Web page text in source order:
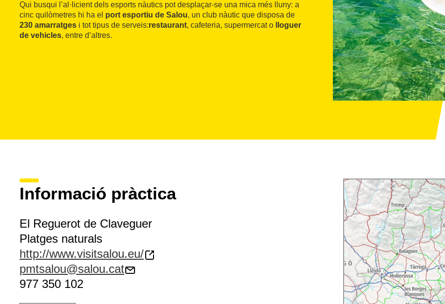
Qui busqui l’al·licient dels esports nàutics pot desplaçar-se una mica més lluny: a
cinc quilòmetres hi ha el port esportiu de Salou, un club nàutic que disposa de
230 amarratges i tot tipus de serveis:restaurant, cafeteria, supermercat o
lloguer
de vehicles, entre d’altres.
Informació pràctica
El Reguerot de Claveguer
Platges naturals
http://www.visitsalou.eu/
pmtsalou@salou.cat
977 350 102